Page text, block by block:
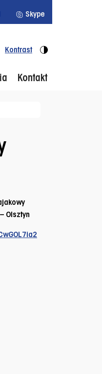
Skype
Kontrast
Kontakt
Olsztyn